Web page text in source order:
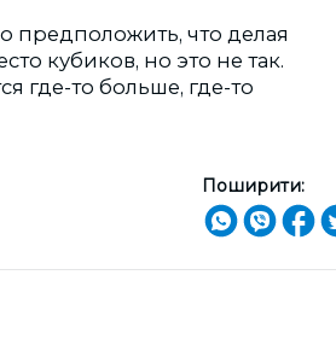
предположить, что делая
кубиков, но это не так.
где-то больше, где-то
Поширити: